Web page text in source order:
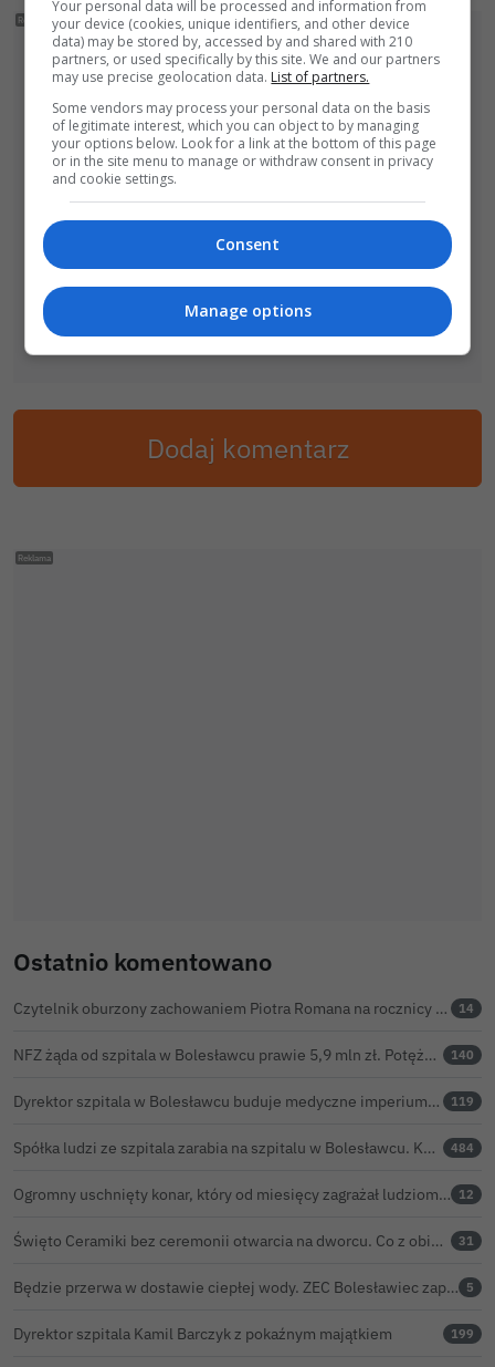
Ostatnio komentowano
Czytelnik oburzony zachowaniem Piotra Romana na rocznicy prezydentury Karola Nawrockiego. Obejrzeliśmy nagranie 14
NFZ żąda od szpitala w Bolesławcu prawie 5,9 mln zł. Potężny cios po kontroli rozliczeń 140
Dyrektor szpitala w Bolesławcu buduje medyczne imperium. „Gazeta Wyborcza” opisuje jego działalność w całej Polsce 119
Spółka ludzi ze szpitala zarabia na szpitalu w Bolesławcu. Kwoty pozostają tajne 484
Ogromny uschnięty konar, który od miesięcy zagrażał ludziom w Bolesławcu, wycięty 12
Święto Ceramiki bez ceremonii otwarcia na dworcu. Co z obietnicą prezydenta Bolesławca? 31
Będzie przerwa w dostawie ciepłej wody. ZEC Bolesławiec zapowiada prace remontowe 5
Dyrektor szpitala Kamil Barczyk z pokaźnym majątkiem 199
Dodaj komentarz
Your personal data will be processed and information from
your device (cookies, unique identifiers, and other device
data) may be stored by, accessed by and shared with 210
partners, or used specifically by this site. We and our partners
may use precise geolocation data. List of partners.
Some vendors may process your personal data on the basis
of legitimate interest, which you can object to by managing
your options below. Look for a link at the bottom of this page
or in the site menu to manage or withdraw consent in privacy
and cookie settings.
Consent
Manage options